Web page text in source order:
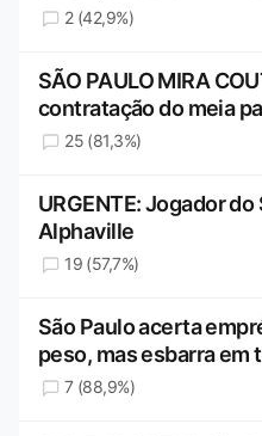
2 (42,9%)
SÃO PAULO MIRA
contratação do meia
25 (81,3%)
URGENTE: Jogador
Alphaville
19 (57,7%)
São Paulo acerta
peso, mas esbarra em
7 (88,9%)